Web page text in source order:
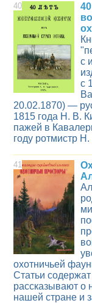
40
с
с
20.02.1870) —
1815 года Н. В.
пажей в
году ротмистр
41
охотничьей
Статьи
рассказывают о
нашей стране и